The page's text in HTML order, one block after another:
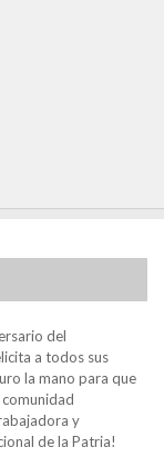
del
a todos sus
la mano para que
y
de la Patria!